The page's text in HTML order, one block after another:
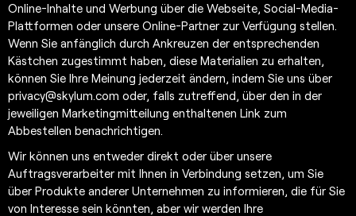
Online-Inhalte und Werbung über die Webseite, Social-Media-
Plattformen oder unsere Online-Partner zur Verfügung stellen.
Wenn Sie anfänglich durch Ankreuzen der entsprechenden
Kästchen zugestimmt haben, diese Materialien zu erhalten,
können Sie Ihre Meinung jederzeit ändern, indem Sie uns über
privacy@skylum.com oder, falls zutreffend, über den in der
jeweiligen Marketingmitteilung enthaltenen Link zum
Abbestellen benachrichtigen.
Wir können uns entweder direkt oder über unsere
Auftragsverarbeiter mit Ihnen in Verbindung setzen, um Sie
über Produkte anderer Unternehmen zu informieren, die für Sie
von Interesse sein könnten, aber wir werden Ihre